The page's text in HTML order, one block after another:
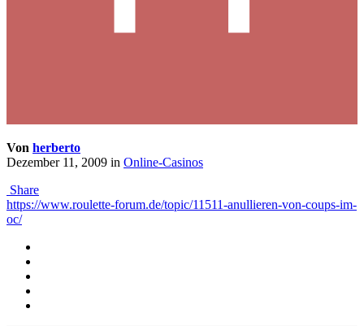
Von herberto
Dezember 11, 2009 in Online-Casinos
Share
https://www.roulette-forum.de/topic/11511-anullieren-von-coups-im-
oc/